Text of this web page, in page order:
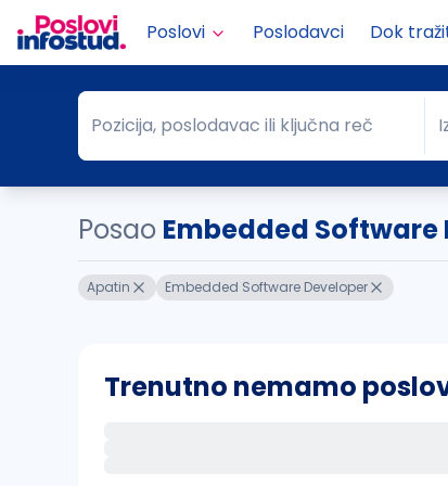
Poslovi Poslodavci Dok
Pozicija, poslodavac ili ključna reč
Pozicija, poslodavac ili ključna reč
Posao Embedded Software
Apatin Embedded Software Developer
Trenutno nemamo